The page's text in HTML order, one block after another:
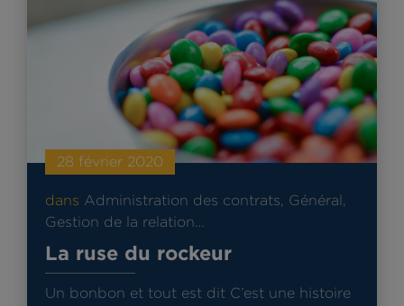
28 février 2020
dans Administration des contrats Général
Gestion de la relation…
La ruse du rockeur
Un bonbon et tout est dit C’est une histoire